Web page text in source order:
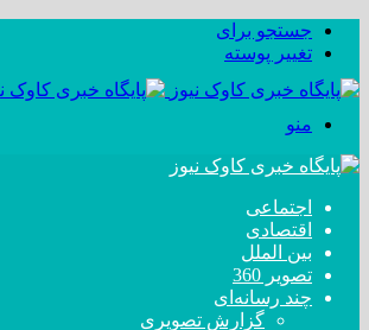
جستجو برای
تغییر پوسته
منو
اجتماعی
اقتصادی
بین الملل
تصویر 360
چند رسانه‌ای
گزارش تصویری